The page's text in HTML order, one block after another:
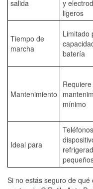
salida
y
ligeros
Tiempo de
marcha
Limitado
batería
Mantenimiento
mínimo
Ideal para
Si no estás seguro de